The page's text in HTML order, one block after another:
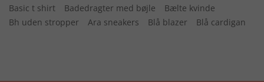
Basic t shirt
Badedragter med bøjle
Bælte kvinde
Bh uden stropper
Ara sneakers Blå blazer Blå cardigan